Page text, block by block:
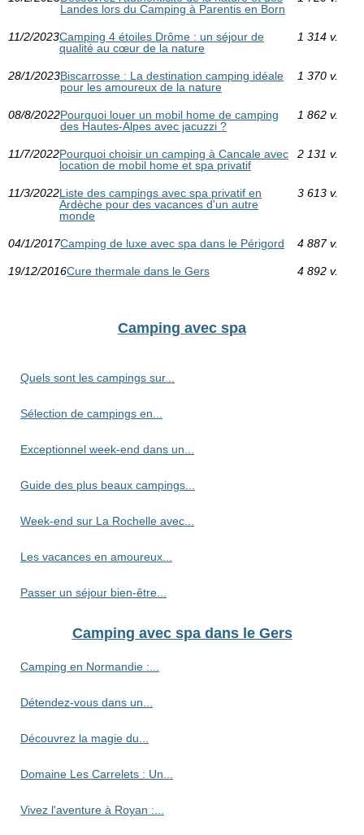
Landes lors du Camping à Parentis en Born
11/2/2023Camping 4 étoiles Drôme : un séjour de
qualité au cœur de la nature
1 314 v.
28/1/2023Biscarrosse : La destination camping idéale
pour les amoureux de la nature
1 370 v.
08/8/2022Pourquoi louer un mobil home de camping
des Hautes-Alpes avec jacuzzi ?
1 862 v.
11/7/2022Pourquoi choisir un camping à Cancale avec
location de mobil home et spa privatif
2 131 v.
11/3/2022Liste des campings avec spa privatif en
Ardèche pour des vacances d'un autre
monde
3 613 v.
04/1/2017Camping de luxe avec spa dans le Périgord 4 887 v.
19/12/2016Cure thermale dans le Gers 4 892 v.
Camping avec spa
Quels sont les campings sur...
Sélection de campings en...
Exceptionnel week-end dans un...
Guide des plus beaux campings...
Week-end sur La Rochelle avec...
Les vacances en amoureux...
Passer un séjour bien-être...
Camping avec spa dans le Gers
Camping en Normandie :...
Détendez-vous dans un...
Découvrez la magie du...
Domaine Les Carrelets : Un...
Vivez l'aventure à Royan :...